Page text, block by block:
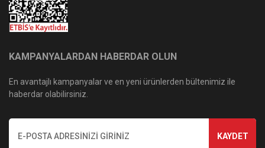
KAMPANYALARDAN HABERDAR OLUN
En avantajlı kampanyalar ve en yeni ürünlerden bültenimiz ile
haberdar olabilirsiniz.
KAYDET